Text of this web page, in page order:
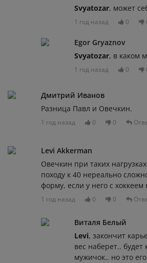
Svyatozar, может
1 год назад 0
Egor Gryaznov
Svyatozar, в каком
1 год назад 0
Дмитрий Иванов
Разница Павл и Овечкин.
1 год назад 0 0
Levi Akkerman
Овечкин при таких
походу к 40 нереально
форму, если у него с
1 год назад 0 0
Виталя Белый
Levi, закончит
вес наберет.. будет
мужичок.. но это